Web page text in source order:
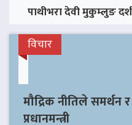
पाथीभरा देवी मुकुम्लुङ
विचार
मौद्रिक नीतिले समर्थन
प्रधानमन्त्री